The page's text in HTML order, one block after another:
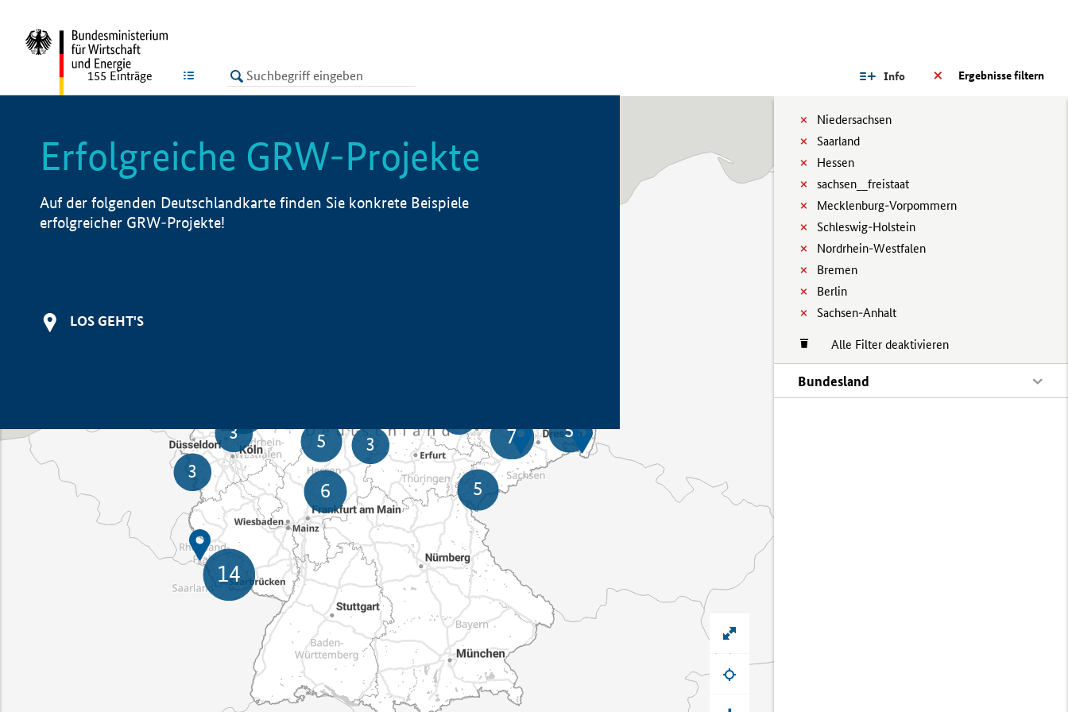
LISTE Ergebnisse filtern
Info
Niedersachsen
Saarland
Hessen
sachsen__freistaat
Mecklenburg-Vorpommern
Schleswig-Holstein
Nordrhein-Westfalen
Bremen
Berlin
Sachsen-Anhalt
Alle Filter deaktivieren
Bundesland
155 Einträge
Erfolgreiche GRW-Projekte
Auf der folgenden Deutschlandkarte finden Sie konkrete Beispiele
erfolgreicher GRW-Projekte!
LOS GEHT'S